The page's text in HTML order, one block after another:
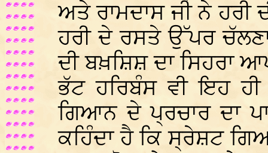
ਅਤੇ ਰਾਮਦਾਸ ਜੀ ਨੇ
ਹਰੀ ਦੇ ਰਸਤੇ ਉੱਪਰ
ਦੀ ਬਖ਼ਸ਼ਿਸ਼ ਦਾ ਸਿਹਰਾ
ਭੱਟ ਹਰਿਬੰਸ ਵੀ ਇਹ
ਗਿਆਨ ਦੇ ਪ੍ਰਚਾਰ ਦਾ
ਕਹਿੰਦਾ ਹੈ ਕਿ ਸ੍ਰੇਸ਼ਟ